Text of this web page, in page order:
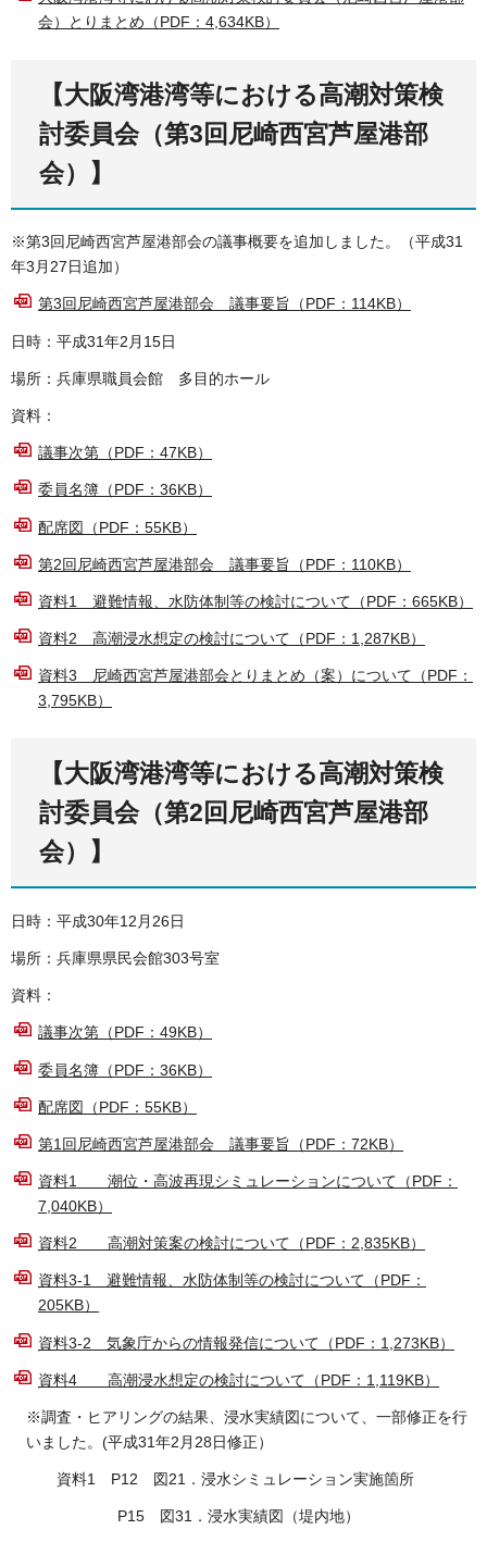
会）とりまとめ（PDF：4,634KB）
【大阪湾港湾等における高潮対策検
討委員会（第3回尼崎西宮芦屋港部
会）】
※第3回尼崎西宮芦屋港部会の議事概要を追加しました。（平成31
年3月27日追加）
第3回尼崎西宮芦屋港部会 議事要旨（PDF：114KB）
日時：平成31年2月15日
場所：兵庫県職員会館 多目的ホール
資料：
議事次第（PDF：47KB）
委員名簿（PDF：36KB）
配席図（PDF：55KB）
第2回尼崎西宮芦屋港部会 議事要旨（PDF：110KB）
資料1 避難情報、水防体制等の検討について（PDF：665KB）
資料2 高潮浸水想定の検討について（PDF：1,287KB）
資料3 尼崎西宮芦屋港部会とりまとめ（案）について（PDF：
3,795KB）
【大阪湾港湾等における高潮対策検
討委員会（第2回尼崎西宮芦屋港部
会）】
日時：平成30年12月26日
場所：兵庫県県民会館303号室
資料：
議事次第（PDF：49KB）
委員名簿（PDF：36KB）
配席図（PDF：55KB）
第1回尼崎西宮芦屋港部会 議事要旨（PDF：72KB）
資料1 潮位・高波再現シミュレーションについて（PDF：
7,040KB）
資料2 高潮対策案の検討について（PDF：2,835KB）
資料3-1 避難情報、水防体制等の検討について（PDF：
205KB）
資料3-2 気象庁からの情報発信について（PDF：1,273KB）
資料4 高潮浸水想定の検討について（PDF：1,119KB）
※調査・ヒアリングの結果、浸水実績図について、一部修正を行
いました。(平成31年2月28日修正）
資料1 P12 図21．浸水シミュレーション実施箇所
P15 図31．浸水実績図（堤内地）